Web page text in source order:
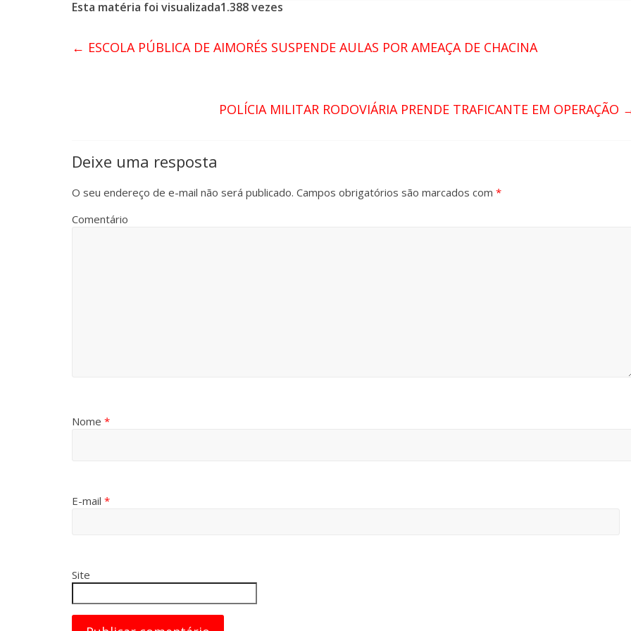
Esta matéria foi visualizada1.388 vezes
← ESCOLA PÚBLICA DE AIMORÉS SUSPENDE AULAS POR AMEAÇA DE CHACINA
POLÍCIA MILITAR RODOVIÁRIA PRENDE TRAFICANTE EM OPERAÇÃO
Deixe uma resposta
O seu endereço de e-mail não será publicado. Campos obrigatórios são marcados com *
Comentário
Nome *
E-mail *
Site